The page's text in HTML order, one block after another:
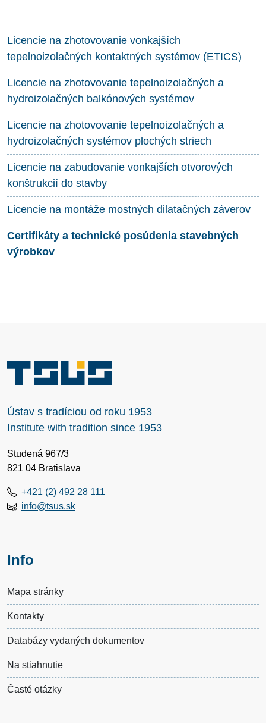
Licencie na zhotovovanie vonkajších
tepelnoizolačných kontaktných systémov (ETICS)
Licencie na zhotovovanie tepelnoizolačných a
hydroizolačných balkónových systémov
Licencie na zhotovovanie tepelnoizolačných a
hydroizolačných systémov plochých striech
Licencie na zabudovanie vonkajších otvorových
konštrukcií do stavby
Licencie na montáže mostných dilatačných záverov
Certifikáty a technické posúdenia stavebných
výrobkov
Ústav s tradíciou od roku 1953
Institute with tradition since 1953
Studená 967/3
821 04 Bratislava
+421 (2) 492 28 111
info@tsus.sk
Info
Mapa stránky
Kontakty
Databázy vydaných dokumentov
Na stiahnutie
Časté otázky